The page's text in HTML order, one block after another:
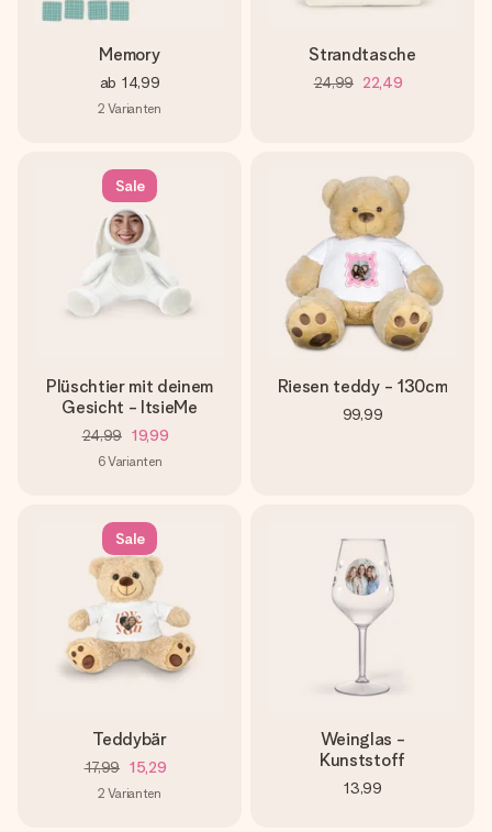
Memory
ab 14,99
2 Varianten
Strandtasche
24,99 22,49
Sale
Plüschtier mit deinem
Gesicht - ItsieMe
24,99 19,99
6Varianten
Riesen teddy - 130cm
99,99
Sale
Teddybär
17,99 15,29
2 Varianten
Weinglas -
Kunststoff
13,99